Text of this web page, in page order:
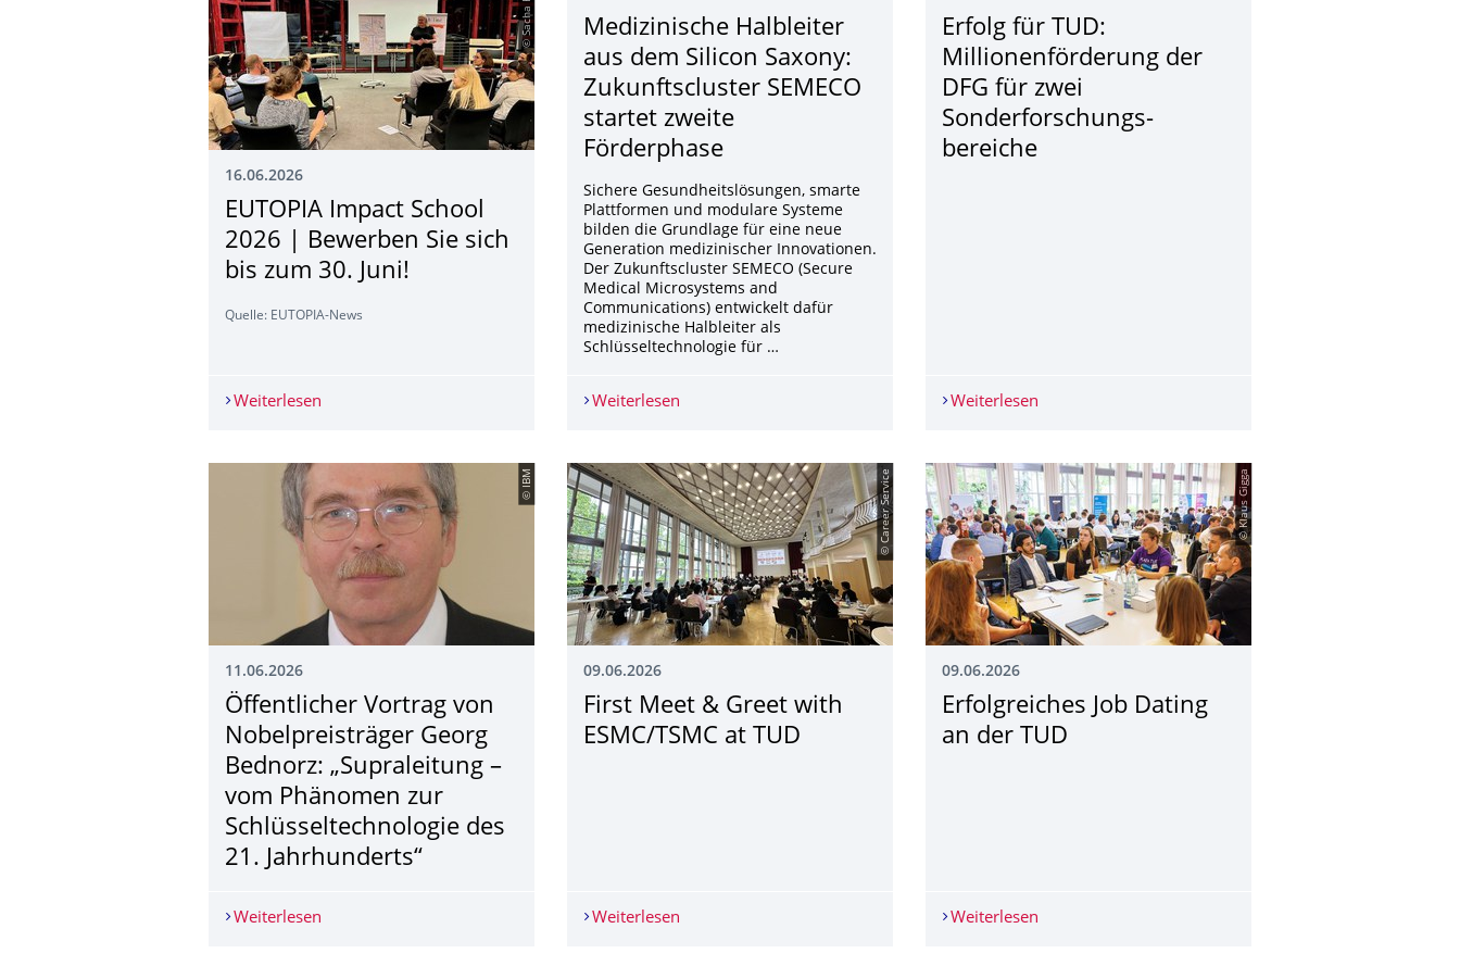
16.06.2026
EUTOPIA Impact School
2026 | Bewerben Sie sich
bis zum 30. Juni!
Quelle: EUTOPIA-News
Weiterlesen EUTOPIA Impact School 2026 | Bewerben Sie sich bis zum 30. Juni!
Medizinische Halbleiter
aus dem Silicon Saxony:
Zukunftscluster SEMECO
startet zweite
Förderphase
Sichere Gesundheitslösungen, smarte
Plattformen und modulare Systeme
bilden die Grundlage für eine neue
Generation medizinischer Innovationen.
Der Zukunftscluster SEMECO (Secure
Medical Microsystems and
Communications) entwickelt dafür
medizinische Halbleiter als
Schlüsseltechnologie für …
Weiterlesen Medizinische Halbleiter aus dem Silicon Saxony: Zukunftscluster SEMECO startet zweite Förderphase
Erfolg für TUD:
Millionenförderung der
DFG für zwei
Sonderforschungs­
bereiche
Weiterlesen
© IBM
11.06.2026
Öffentlicher Vortrag von
Nobelpreisträger Georg
Bednorz: „Supraleitung –
vom Phänomen zur
Schlüsseltechnolo­gie des
21. Jahrhunderts“
Weiterlesen Öffentlicher Vortrag von Nobelpreisträger Georg Bednorz: „Supraleitung – vom Phänomen zur Schlüsseltechnologie des 21. Jahrhunderts“
© Career Service
09.06.2026
First Meet & Greet with
ESMC/TSMC at TUD
Weiterlesen First Meet & Greet with ESMC/TSMC at TUD
© Klaus Gigga
09.06.2026
Erfolgreiches Job Dating
an der TUD
Weiterlesen